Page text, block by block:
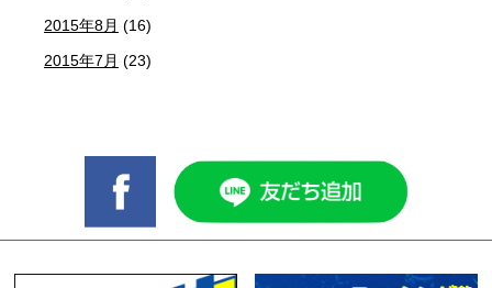
2015年8月 (16)
2015年7月 (23)